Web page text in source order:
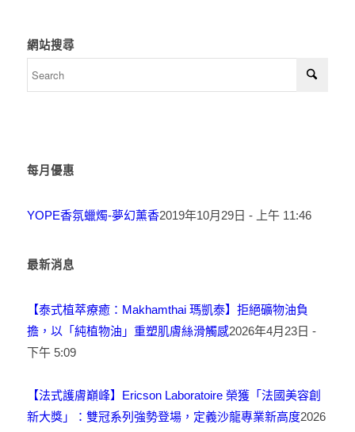
網站搜尋
每月優惠
YOPE香氛蠟燭-夢幻薰香2019年10月29日 - 上午 11:46
最新消息
【泰式植萃療癒：Makhamthai 瑪凱泰】拒絕礦物油負
擔，以「純植物油」重塑肌膚絲滑觸感2026年4月23日 -
下午 5:09
【法式護膚巔峰】Ericson Laboratoire 榮獲「法國美容創
新大獎」：雙冠系列強勢登場，定義沙龍專業新高度2026